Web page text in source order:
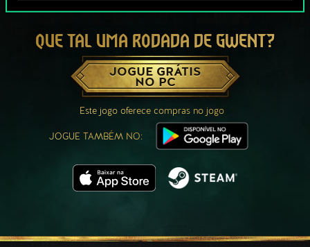
QUE TAL UMA RODADA DE GWENT?
JOGUE GRÁTIS
NO PC
Este jogo oferece compras no jogo
JOGUE TAMBÉM NO: